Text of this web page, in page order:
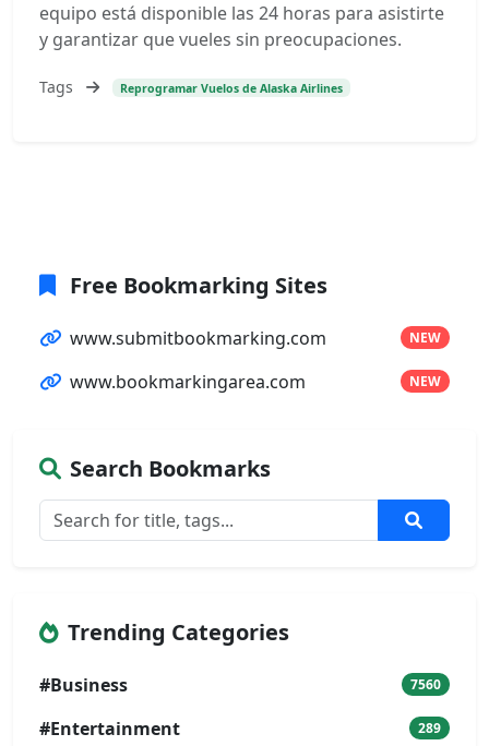
equipo está disponible las 24 horas para asistirte
y garantizar que vueles sin preocupaciones.
Tags Reprogramar Vuelos de Alaska Airlines
Free Bookmarking Sites
www.submitbookmarking.com NEW
www.bookmarkingarea.com NEW
Search Bookmarks
Trending Categories
#Business 7560
#Entertainment 289